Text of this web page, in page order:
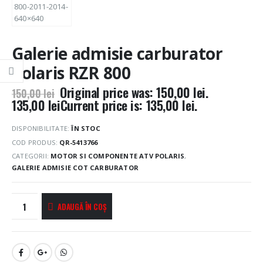
Galerie admisie carburator
Polaris RZR 800
150,00lei Original price was: 150,00 lei.
135,00 leiCurrent price is: 135,00 lei.
DISPONIBILITATE:ÎN STOC
COD PRODUS: QR-5413766
CATEGORII: MOTOR SI COMPONENTE ATV POLARIS,
GALERIE ADMISIE COT CARBURATOR
ADAUGĂ ÎN COȘ